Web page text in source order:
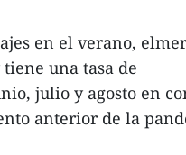
en el verano,
una tasa de
julio y agosto en
anterior de la